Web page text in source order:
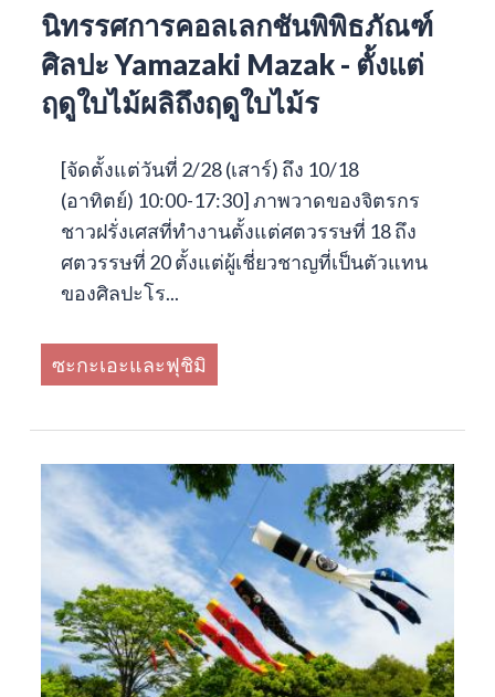
นิทรรศการคอลเลกชันพิพิธภัณฑ์
ศิลปะ Yamazaki Mazak - ตั้งแต่
ฤดูใบไม้ผลิถึงฤดูใบไม้ร
[จัดตั้งแต่วันที่ 2/28 (เสาร์) ถึง 10/18
(อาทิตย์) 10:00-17:30] ภาพวาดของจิตรกร
ชาวฝรั่งเศสที่ทำงานตั้งแต่ศตวรรษที่ 18 ถึง
ศตวรรษที่ 20 ตั้งแต่ผู้เชี่ยวชาญที่เป็นตัวแทน
ของศิลปะโร...
ซะกะเอะและฟุชิมิ